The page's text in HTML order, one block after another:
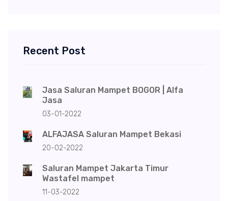
Recent Post
Jasa Saluran Mampet BOGOR | Alfa
Jasa
03-01-2022
ALFAJASA Saluran Mampet Bekasi
20-02-2022
Saluran Mampet Jakarta Timur
Wastafel mampet
11-03-2022